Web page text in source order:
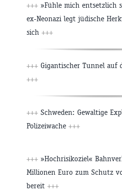
+++ »Fühle mich entsetzlich
ex-Neonazi legt jüdische
sich +++
+++ Gigantischer Tunnel auf
+++
+++ Schweden: Gewaltige
Polizeiwache +++
+++ »Hochrisikoziel«
Millionen Euro zum Schutz
bereit +++